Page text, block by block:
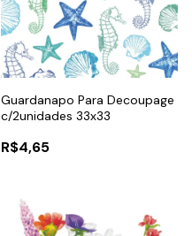
Guardanapo Para Decoupage
c/2unidades 33x33
R$4,65